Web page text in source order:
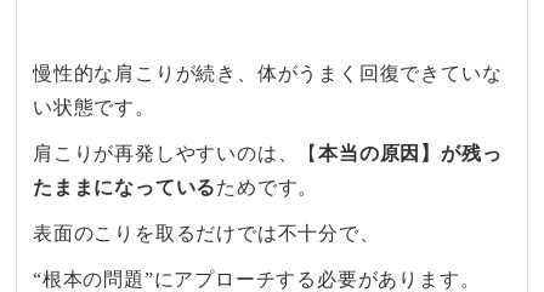
慢性的な​肩こりが​続き、体が​うまく​回復できていな
い​状態です。​
肩こりが​再発しやすいのは、​【本当の原因】が残っ
たままになっている​ためです。​
表面の​こりを​取るだけでは​不十分で、​
“根本の​問題”に​アプローチする​必要が​あります。